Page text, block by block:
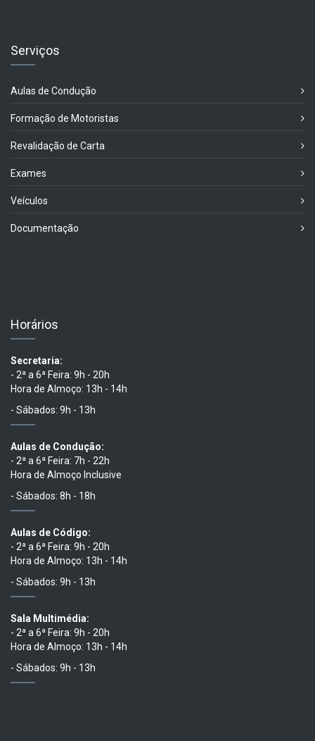
Serviços
Aulas de Condução
Formação de Motoristas
Revalidação de Carta
Exames
Veículos
Documentação
Horários
Secretaria:
- 2ª a 6ª Feira: 9h - 20h
Hora de Almoço: 13h - 14h
- Sábados: 9h - 13h
Aulas de Condução:
- 2ª a 6ª Feira: 7h - 22h
Hora de Almoço Inclusive
- Sábados: 8h - 18h
Aulas de Código:
- 2ª a 6ª Feira: 9h - 20h
Hora de Almoço: 13h - 14h
- Sábados: 9h - 13h
Sala Multimédia:
- 2ª a 6ª Feira: 9h - 20h
Hora de Almoço: 13h - 14h
- Sábados: 9h - 13h